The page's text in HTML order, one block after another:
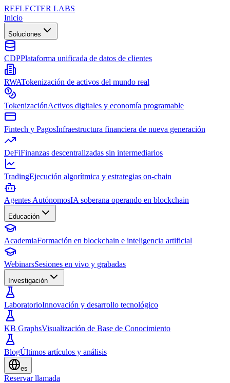
REFLECTER LABS
Inicio
Soluciones
CDPPlataforma unificada de datos de clientes
RWATokenización de activos del mundo real
TokenizaciónActivos digitales y economía programable
Fintech y PagosInfraestructura financiera de nueva generación
DeFiFinanzas descentralizadas sin intermediarios
TradingEjecución algorítmica y estrategias on-chain
Agentes AutónomosIA soberana operando en blockchain
Educación
AcademiaFormación en blockchain e inteligencia artificial
WebinarsSesiones en vivo y grabadas
Investigación
LaboratorioInnovación y desarrollo tecnológico
KB GraphsVisualización de Base de Conocimiento
BlogÚltimos artículos y análisis
es
Reservar llamada